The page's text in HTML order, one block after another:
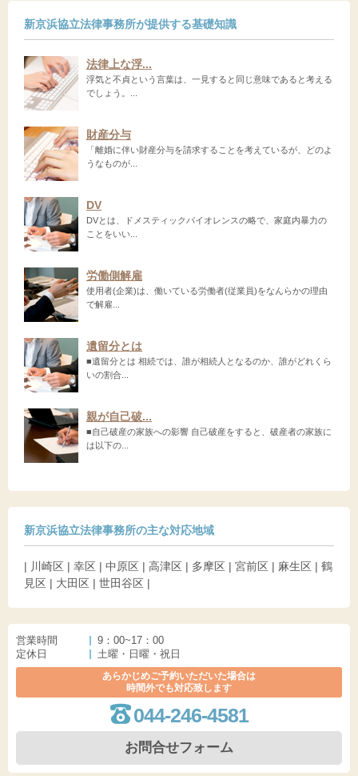
新京浜協立法律事務所が提供する基礎知識
法律上な浮...
浮気と不貞という言葉は、一見すると同じ意味であると考える
でしょう。...
財産分与
「離婚に伴い財産分与を請求することを考えているが、どのよ
うなものが...
DV
DVとは、ドメスティックバイオレンスの略で、家庭内暴力の
ことをいい...
労働側解雇
使用者(企業)は、働いている労働者(従業員)をなんらかの理由
で解雇...
遺留分とは
■遺留分とは 相続では、誰が相続人となるのか、誰がどれくら
いの割合...
親が自己破...
■自己破産の家族への影響 自己破産をすると、破産者の家族に
は以下の...
新京浜協立法律事務所の主な対応地域
| 川崎区 | 幸区 | 中原区 | 高津区 | 多摩区 | 宮前区 | 麻生区 | 鶴
見区 | 大田区 | 世田谷区 |
営業時間
9：00~17：00
定休日
土曜・日曜・祝日
あらかじめご予約いただいた場合は
時間外でも対応致します
044-246-4581
お問合せフォーム